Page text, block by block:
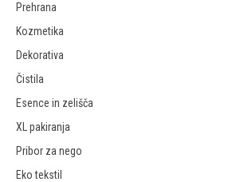
Prehrana
Kozmetika
Dekorativa
Čistila
Esence in zelišča
XL pakiranja
Pribor za nego
Eko tekstil